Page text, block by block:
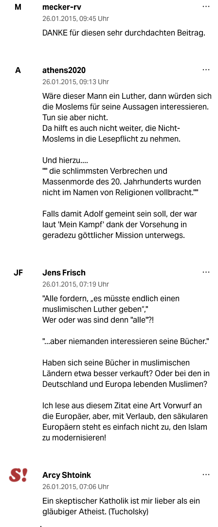
M mecker-rv
26.01.2015, 09:45 Uhr
DANKE für diesen sehr durchdachten Beitrag.
A athens2020
26.01.2015, 09:13 Uhr
Wäre dieser Mann ein Luther, dann würden sich
die Moslems für seine Aussagen interessieren.
Tun sie aber nicht.
Da hilft es auch nicht weiter, die Nicht-
Moslems in die Lesepflicht zu nehmen.
Und hierzu....
"" die schlimmsten Verbrechen und
Massenmorde des 20. Jahrhunderts wurden
nicht im Namen von Religionen vollbracht.""
Falls damit Adolf gemeint sein soll, der war
laut 'Mein Kampf' dank der Vorsehung in
geradezu göttlicher Mission unterwegs.
JF Jens Frisch
26.01.2015, 07:19 Uhr
"Alle fordern, „es müsste endlich einen
muslimischen Luther geben“,"
Wer oder was sind denn "alle"?!
"...aber niemanden interessieren seine Bücher."
Haben sich seine Bücher in muslimischen
Ländern etwa besser verkauft? Oder bei den in
Deutschland und Europa lebenden Muslimen?
Ich lese aus diesem Zitat eine Art Vorwurf an
die Europäer, aber, mit Verlaub, den säkularen
Europäern steht es einfach nicht zu, den Islam
zu modernisieren!
Arcy Shtoink
26.01.2015, 07:06 Uhr
Ein skeptischer Katholik ist mir lieber als ein
gläubiger Atheist. (Tucholsky)